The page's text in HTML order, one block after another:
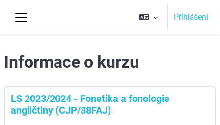
Přihlášení
Informace o kurzu
aa
LS 2023/2024 - Fonetika a fonologie
angličtiny (CJP/88FAJ)